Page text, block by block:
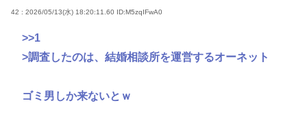
42 : 2026/05/13(水) 18:20:11.60 ID:M5zqIFwA0
>>1
>調査したのは、結婚相談所を運営するオーネット
ゴミ男しか来ないとｗ